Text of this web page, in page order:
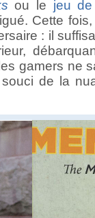
ou le jeu
Cette
: il
gamers ne
de la